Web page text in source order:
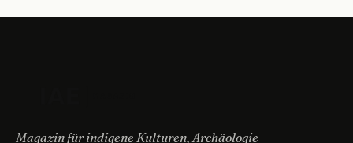
Magazin für indigene Kulturen, Archäologie